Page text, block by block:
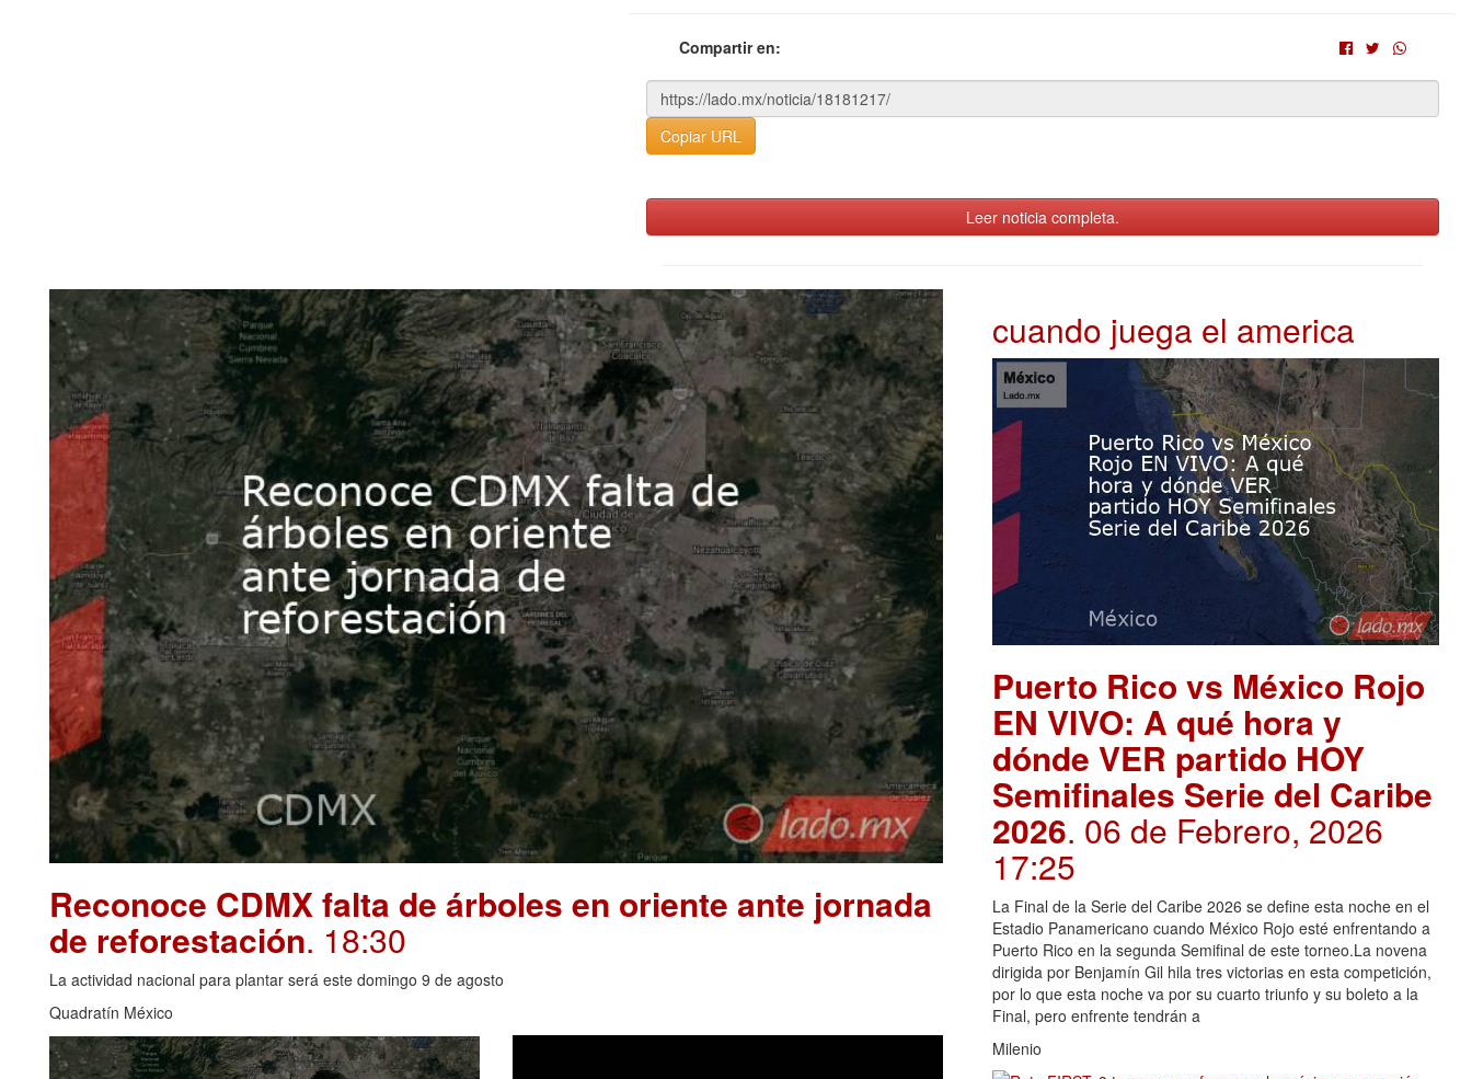
Compartir en:
Copiar URL
Leer noticia completa.
Reconoce CDMX falta de árboles en oriente ante jornada
de reforestación. 18:30
La actividad nacional para plantar será este domingo 9 de agosto
Quadratín México
cuando juega el america
Puerto Rico vs México Rojo
EN VIVO: A qué hora y
dónde VER partido HOY
Semifinales Serie del Caribe
2026. 06 de Febrero, 2026
17:25
La Final de la Serie del Caribe 2026 se define esta noche en el
Estadio Panamericano cuando México Rojo esté enfrentando a
Puerto Rico en la segunda Semifinal de este torneo.La novena
dirigida por Benjamín Gil hila tres victorias en esta competición,
por lo que esta noche va por su cuarto triunfo y su boleto a la
Final, pero enfrente tendrán a
Milenio